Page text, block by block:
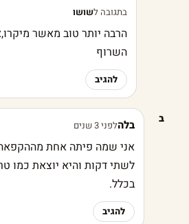
בתגובה לשושו
הרבה יותר טוב מאשר
השרוף
להגיב
ב בלהלפני 3 שנים
אני שמה פיתה אחת
לשתי דקות והיא יוצאת כמו
בכלל.
להגיב